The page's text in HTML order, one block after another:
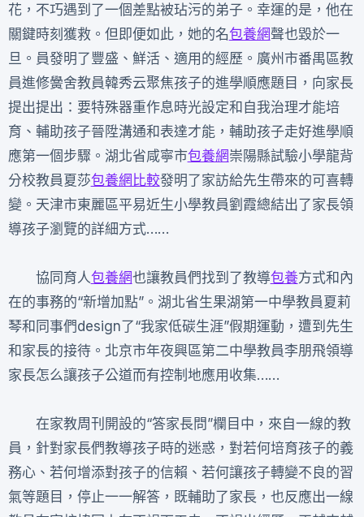
花，不巧遇到了一個差點被玷污的弟子。幸運的是，他在
關鍵時刻獲救。但即便如此，她的名包養網聲也毀於一
旦。員發明了豐盛、鮮活、適用的經歷。廣州市番禺區教
員進修黌舍教員韓秀云聚焦孩子的進學順應題目，向家長
提出提出：要特殊器重作息時光設定和自我治理才能培
育、輔助孩子晉陞溝通和表達才能，輔助孩子走好進學順
應第一個步驟。湖北省咸寧市包養網崇陽縣試驗小學龍背
分校教員夏莎包養網比較發明了家訪給先生帶來的可喜轉
變。天津市東麗區平易近生小學教員劉霞總結出了家長領
導孩子瀏覽的詳細方式……
協同育人包養網也讓教員們找到了教導包養方式和內
在的事務的“新增加點”。湖北省生果湖第一中學教員夏莉
琴和同事們design了“我家低碳生涯”假期運動，遭到先生
和家長的接待。北京市年夜興區第二中學教員李朋飛領導
家長怎么讓孩子公道而有控制地應用收集……
在家教周刊開設的“答家長問”欄目中，來自一線的教
員，針對家長們教導孩子時的迷惑，對若何培育孩子的義
務心、若何增添對孩子的信賴、若何讓孩子轉變不良的習
氣等題目，停止一一解答，既輔助了家長，也反應出一線